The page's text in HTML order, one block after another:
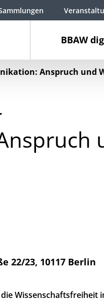
BBAW
Anspruch und
22/23, 10117 Berlin
Wissenschaftsfreiheit